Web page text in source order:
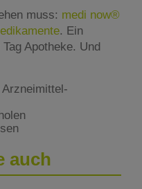
muss: medi now®
. Ein
Apotheke. Und
auch